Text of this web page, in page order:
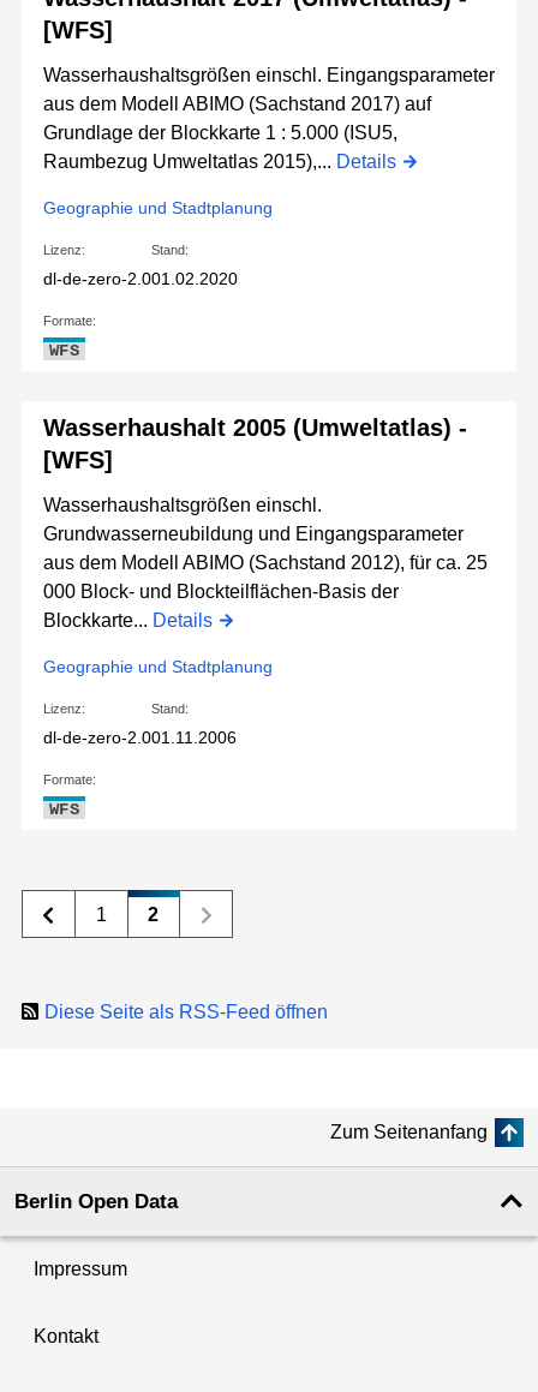
[WFS]
Wasserhaushaltsgrößen einschl. Eingangsparameter
aus dem Modell ABIMO (Sachstand 2017) auf
Grundlage der Blockkarte 1 : 5.000 (ISU5,
Raumbezug Umweltatlas 2015),... Details
Geographie und Stadtplanung
Lizenz:
dl-de-zero-2.0
Stand:
01.02.2020
Formate:
WFS
Wasserhaushalt 2005 (Umweltatlas) -
[WFS]
Wasserhaushaltsgrößen einschl.
Grundwasserneubildung und Eingangsparameter
aus dem Modell ABIMO (Sachstand 2012), für ca. 25
000 Block- und Blockteilflächen-Basis der
Blockkarte... Details
Geographie und Stadtplanung
Lizenz:
dl-de-zero-2.0
Stand:
01.11.2006
Formate:
WFS
1 2
Diese Seite als RSS-Feed öffnen
Zum Seitenanfang
Berlin Open Data
Impressum
Kontakt